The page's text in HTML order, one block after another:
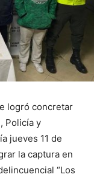
logró concretar
Policía y
jueves 11 de
la captura en
“Los